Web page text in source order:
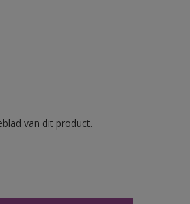
van dit product.